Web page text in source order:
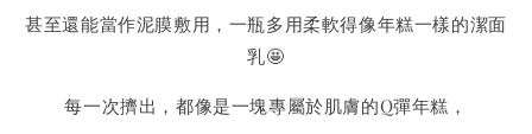
甚至還能當作泥膜敷用，一瓶多用柔軟得像年糕一樣的潔面
乳🤩
每一次擠出，都像是一塊專屬於肌膚的Q彈年糕，